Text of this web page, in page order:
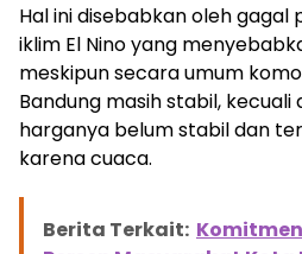
Hal ini disebabkan oleh
iklim El Nino yang
meskipun secara umum
Bandung masih stabil,
harganya belum stabil dan
karena cuaca.
Berita Terkait: